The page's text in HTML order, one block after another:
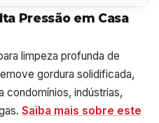
Pressão em Casa
limpeza profunda de
gordura solidificada,
condomínios, indústrias,
Saiba mais sobre este